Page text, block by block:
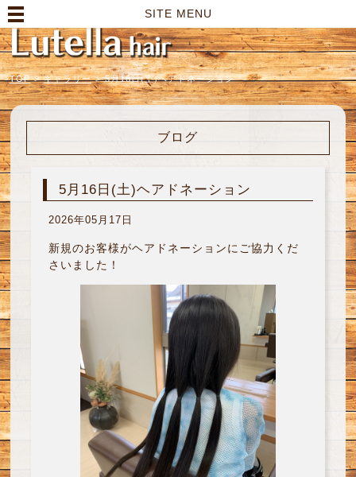
SITE MENU
TOP > ギャラリー > 5月16日(土)ヘアドネーション
ブログ
5月16日(土)ヘアドネーション
2026年05月17日
新規のお客様がヘアドネーションにご協力くだ
さいました！